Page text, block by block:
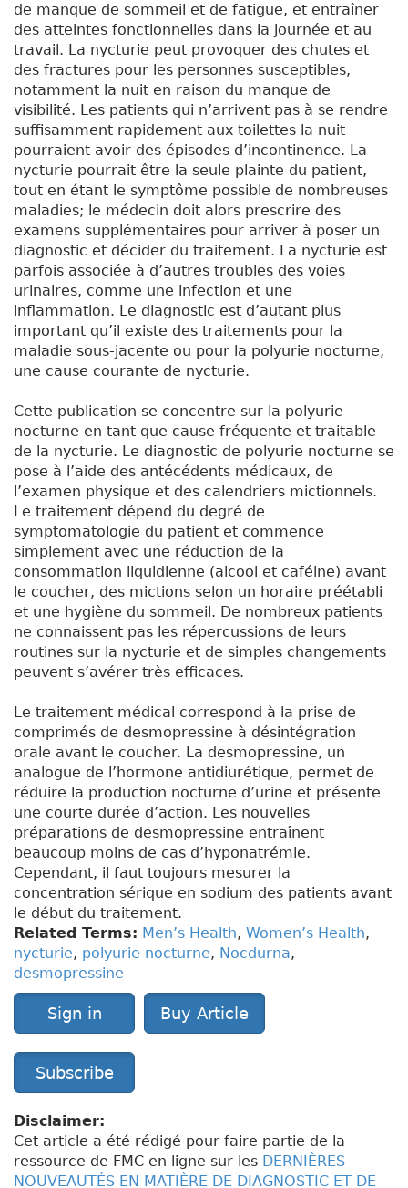
de manque de sommeil et de fatigue, et entraîner
des atteintes fonctionnelles dans la journée et au
travail. La nycturie peut provoquer des chutes et
des fractures pour les personnes susceptibles,
notamment la nuit en raison du manque de
visibilité. Les patients qui n’arrivent pas à se rendre
suffisamment rapidement aux toilettes la nuit
pourraient avoir des épisodes d’incontinence. La
nycturie pourrait être la seule plainte du patient,
tout en étant le symptôme possible de nombreuses
maladies; le médecin doit alors prescrire des
examens supplémentaires pour arriver à poser un
diagnostic et décider du traitement. La nycturie est
parfois associée à d’autres troubles des voies
urinaires, comme une infection et une
inflammation. Le diagnostic est d’autant plus
important qu’il existe des traitements pour la
maladie sous-jacente ou pour la polyurie nocturne,
une cause courante de nycturie.
Cette publication se concentre sur la polyurie
nocturne en tant que cause fréquente et traitable
de la nycturie. Le diagnostic de polyurie nocturne se
pose à l’aide des antécédents médicaux, de
l’examen physique et des calendriers mictionnels.
Le traitement dépend du degré de
symptomatologie du patient et commence
simplement avec une réduction de la
consommation liquidienne (alcool et caféine) avant
le coucher, des mictions selon un horaire préétabli
et une hygiène du sommeil. De nombreux patients
ne connaissent pas les répercussions de leurs
routines sur la nycturie et de simples changements
peuvent s’avérer très efficaces.
Le traitement médical correspond à la prise de
comprimés de desmopressine à désintégration
orale avant le coucher. La desmopressine, un
analogue de l’hormone antidiurétique, permet de
réduire la production nocturne d’urine et présente
une courte durée d’action. Les nouvelles
préparations de desmopressine entraînent
beaucoup moins de cas d’hyponatrémie.
Cependant, il faut toujours mesurer la
concentration sérique en sodium des patients avant
le début du traitement.
Related Terms: Men’s Health, Women’s Health,
nycturie, polyurie nocturne, Nocdurna,
desmopressine
Sign in Buy Article
Subscribe
Disclaimer:
Cet article a été rédigé pour faire partie de la
ressource de FMC en ligne sur les DERNIÈRES
NOUVEAUTÉS EN MATIÈRE DE DIAGNOSTIC ET DE